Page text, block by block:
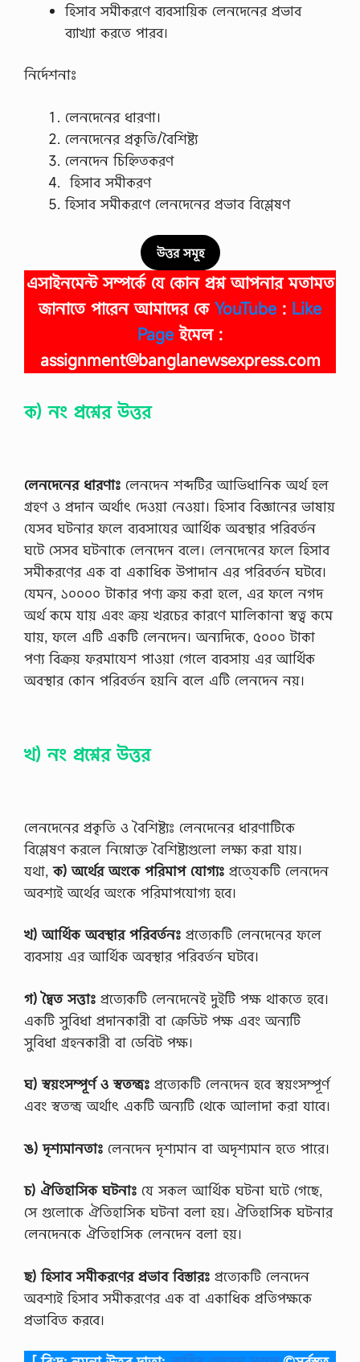
হিসাব সমীকরণে ব্যবসায়িক লেনদেনের প্রভাব
ব্যাখ্যা করতে পারব।
নির্দেশনাঃ
লেনদেনের ধারণা।
লেনদেনের প্রকৃতি/বৈশিষ্ট্য
লেনদেন চিহ্নিতকরণ
হিসাব সমীকরণ
হিসাব সমীকরণে লেনদেনের প্রভাব বিশ্লেষণ
উত্তর সমূহ
এসাইনমেন্ট সম্পর্কে যে কোন প্রশ্ন আপনার মতামত
জানাতে পারেন আমাদের কে YouTube : Like
Page ইমেল :
assignment@banglanewsexpress.com
ক) নং প্রশ্নের উত্তর
লেনদেনের ধারণাঃ লেনদেন শব্দটির আভিধানিক অর্থ হল
গ্রহণ ও প্রদান অর্থাৎ দেওয়া নেওয়া। হিসাব বিজ্ঞানের ভাষায়
যেসব ঘটনার ফলে ব্যবসাযের আর্থিক অবস্থার পরিবর্তন
ঘটে সেসব ঘটনাকে লেনদেন বলে। লেনদেনের ফলে হিসাব
সমীকরণের এক বা একাধিক উপাদান এর পরিবর্তন ঘটবে।
যেমন, ১০০০০ টাকার পণ্য ক্রয় করা হলে, এর ফলে নগদ
অর্থ কমে যায় এবং ক্রয় খরচের কারণে মালিকানা স্বত্ব কমে
যায়, ফলে এটি একটি লেনদেন। অন্যদিকে, ৫০০০ টাকা
পণ্য বিক্রয় ফরমাযেশ পাওয়া গেলে ব্যবসায় এর আর্থিক
অবস্থার কোন পরিবর্তন হয়নি বলে এটি লেনদেন নয়।
খ) নং প্রশ্নের উত্তর
লেনদেনের প্রকৃতি ও বৈশিষ্ট্যঃ লেনদেনের ধারণাটিকে
বিশ্লেষণ করলে নিম্নোক্ত বৈশিষ্ট্যগুলাে লক্ষ্য করা যায়।
যথা,ক) অর্থের অংকে পরিমাপ যােগ্যঃ প্রতে্যকটি লেনদেন
অবশ্যই অর্থের অংকে পরিমাপযােগ্য হবে।
খ) আর্থিক অবস্থার পরিবর্তনঃ প্রত্যেকটি লেনদেনের ফলে
ব্যবসায় এর আর্থিক অবস্থার পরিবর্তন ঘটবে।
গ) দ্বৈত সত্তাঃ প্রত্যেকটি লেনদেনেই দুইটি পক্ষ থাকতে হবে।
একটি সুবিধা প্রদানকারী বা ক্রেডিট পক্ষ এবং অন্যটি
সুবিধা গ্রহনকারী বা ডেবিট পক্ষ।
ঘ) স্বয়ংসম্পূর্ণ ও স্বতন্ত্রঃ প্রত্যেকটি লেনদেন হবে স্বয়ংসম্পূর্ণ
এবং স্বতন্ত্র অর্থাৎ একটি অন্যটি থেকে আলাদা করা যাবে।
ঙ) দৃশ্যমানতাঃ লেনদেন দৃশ্যমান বা অদৃশ্যমান হতে পারে।
চ) ঐতিহাসিক ঘটনাঃ যে সকল আর্থিক ঘটনা ঘটে গেছে,
সে গুলােকে ঐতিহাসিক ঘটনা বলা হয়। ঐতিহাসিক ঘটনার
লেনদেনকে ঐতিহাসিক লেনদেন বলা হয়।
ছ) হিসাব সমীকরণের প্রভাব বিস্তারঃ প্রত্যেকটি লেনদেন
অবশ্যই হিসাব সমীকরণের এক বা একাধিক প্রতিপক্ষকে
প্রভাবিত করবে।